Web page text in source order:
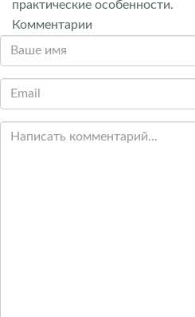
практические особенности.
Комментарии